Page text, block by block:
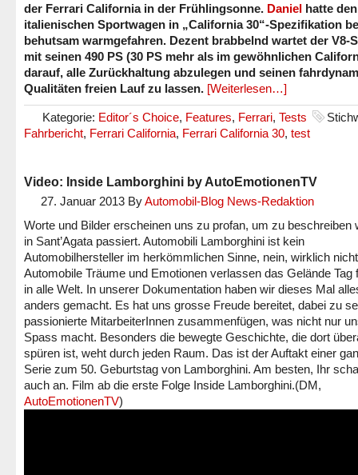
der Ferrari California in der Frühlingsonne. Daniel hatte den
italienischen Sportwagen in „California 30“-Spezifikation
behutsam warmgefahren. Dezent brabbelnd wartet der V8-
mit seinen 490 PS (30 PS mehr als im gewöhnlichen
darauf, alle Zurückhaltung abzulegen und seinen
Qualitäten freien Lauf zu lassen. [Weiterlesen…]
Kategorie: Editor´s Choice, Features, Ferrari, Tests
Fahrbericht, Ferrari California, Ferrari California 30, test
Video: Inside Lamborghini by AutoEmotionenTV
27. Januar 2013 ByAutomobil-Blog News-Redaktion
Worte und Bilder erscheinen uns zu profan, um zu beschreiben
in Sant’Agata passiert. Automobili Lamborghini ist kein
Automobilhersteller im herkömmlichen Sinne, nein, wirklich
Automobile Träume und Emotionen verlassen das Gelände Tag
in alle Welt. In unserer Dokumentation haben wir dieses Mal
anders gemacht. Es hat uns grosse Freude bereitet, dabei zu
passionierte MitarbeiterInnen zusammenfügen, was nicht nur
Spass macht. Besonders die bewegte Geschichte, die dort
spüren ist, weht durch jeden Raum. Das ist der Auftakt einer
Serie zum 50. Geburtstag von Lamborghini. Am besten, Ihr
auch an. Film ab die erste Folge Inside Lamborghini.(DM,
AutoEmotionenTV)